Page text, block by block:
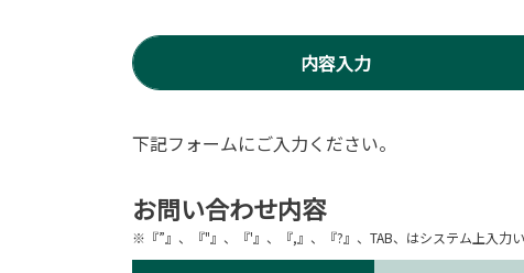
内容入力
下記フォームにご入力ください。
お問い合わせ内容
※『”』、『"』、『'』、『,』、『?』、TAB、はシステム上入力